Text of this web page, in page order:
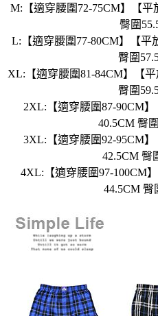
M:【適穿腰圍72-75CM】【平
臀圍
L:【適穿腰圍77-80CM】【平
臀圍
XL:【適穿腰圍81-84CM】【
臀圍
2XL:【適穿腰圍87-90CM
40.5CM 臀
3XL:【適穿腰圍92-95CM
42.5CM 臀
4XL:【適穿腰圍97-100CM
44.5CM 臀